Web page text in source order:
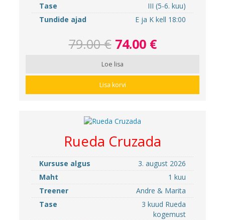
Tase
III (5-6. kuu)
Tundide ajad
E ja K kell 18:00
79.00 € 74.00 €
Loe lisa
Lisa korvi
Rueda Cruzada
Kursuse algus
3. august 2026
Maht
1 kuu
Treener
Andre & Marita
Tase
3 kuud Rueda
kogemust